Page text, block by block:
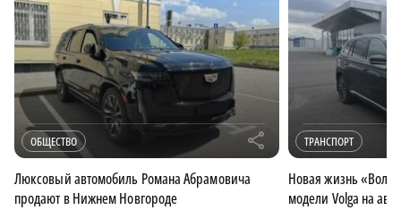
ОБЩЕСТВО r
Люксовый автомобиль Романа Абрамовича
продают в Нижнем Новгороде
ТРАНСПОРТ
Новая жизнь
модели Volga на